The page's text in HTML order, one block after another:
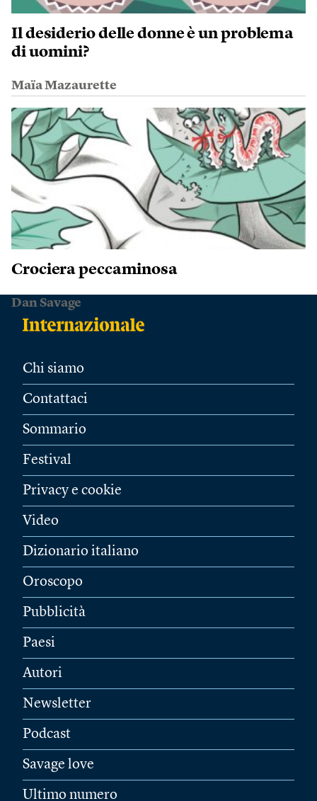
Il desiderio delle donne è un problema
di uomini?
Maïa Mazaurette
Crociera peccaminosa
Dan Savage
Chi siamo
Contattaci
Sommario
Festival
Privacy e cookie
Video
Dizionario italiano
Oroscopo
Pubblicità
Paesi
Autori
Newsletter
Podcast
Savage love
Ultimo numero